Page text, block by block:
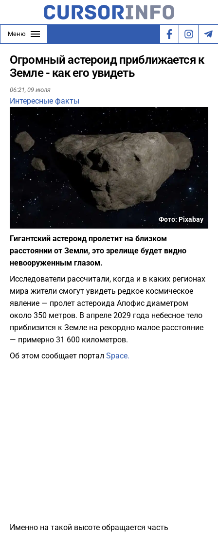
Меню
Огромный астероид приближается к
Земле - как его увидеть
06:21, 09 июля
Интересные факты
Фото: Pixabay
Гигантский астероид пролетит на близком
расстоянии от Земли, это зрелище будет видно
невооруженным глазом.
Исследователи рассчитали, когда и в каких регионах
мира жители смогут увидеть редкое космическое
явление — пролет астероида Апофис диаметром
около 350 метров. В апреле 2029 года небесное тело
приблизится к Земле на рекордно малое расстояние
— примерно 31 600 километров.
Об этом сообщает портал Space.
Именно на такой высоте обращается часть